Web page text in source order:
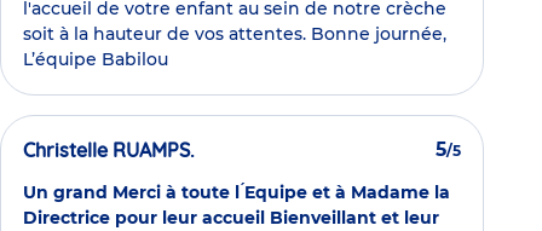
l'accueil de votre enfant au sein de notre crèche
soit à la hauteur de vos attentes. Bonne journée,
L’équipe Babilou
Christelle RUAMPS. 5/5
Un grand Merci à toute l ́Equipe et à Madame la
Directrice pour leur accueil Bienveillant et leur